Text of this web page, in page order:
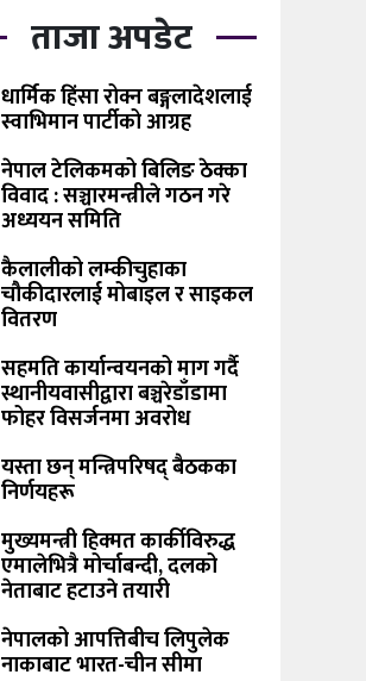
ताजा अपडेट
धार्मिक हिंसा रोक्न बङ्गलादेशलाई
स्वाभिमान पार्टीको आग्रह
नेपाल टेलिकमको बिलिङ ठेक्का
विवाद : सञ्चारमन्त्रीले गठन गरे
अध्ययन समिति
कैलालीको लम्कीचुहाका
चौकीदारलाई मोबाइल र साइकल
वितरण
सहमति कार्यान्वयनको माग गर्दै
स्थानीयवासीद्वारा बञ्चरेडाँडामा
फोहर विसर्जनमा अवरोध
यस्ता छन् मन्त्रिपरिषद् बैठकका
निर्णयहरू
मुख्यमन्त्री हिक्मत कार्कीविरुद्ध
एमालेभित्रै मोर्चाबन्दी, दलको
नेताबाट हटाउने तयारी
नेपालको आपत्तिबीच लिपुलेक
नाकाबाट भारत-चीन सीमा